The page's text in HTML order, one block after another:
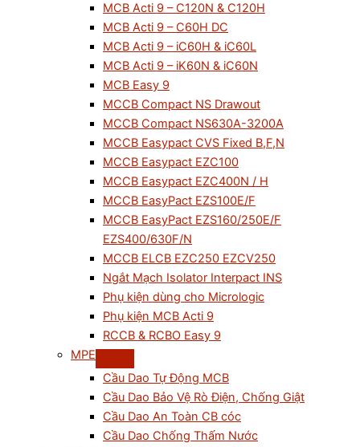
MCB Acti 9 – C120N & C120H
MCB Acti 9 – C60H DC
MCB Acti 9 – iC60H & iC60L
MCB Acti 9 – iK60N & iC60N
MCB Easy 9
MCCB Compact NS Drawout
MCCB Compact NS630A-3200A
MCCB Easypact CVS Fixed B,F,N
MCCB Easypact EZC100
MCCB Easypact EZC400N / H
MCCB EasyPact EZS100E/F
MCCB EasyPact EZS160/250E/F
EZS400/630F/N
MCCB ELCB EZC250 EZCV250
Ngắt Mạch Isolator Interpact INS
Phụ kiện dùng cho Micrologic
Phụ kiện MCB Acti 9
RCCB & RCBO Easy 9
MPE
Cầu Dao Tự Động MCB
Cầu Dao Bảo Vệ Rò Điện, Chống Giật
Cầu Dao An Toàn CB cóc
Cầu Dao Chống Thấm Nước